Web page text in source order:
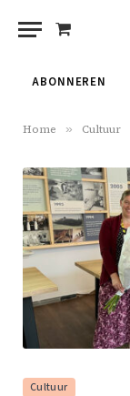
Shopping
ABONNEREN
Home » Cultuur
Cultuur